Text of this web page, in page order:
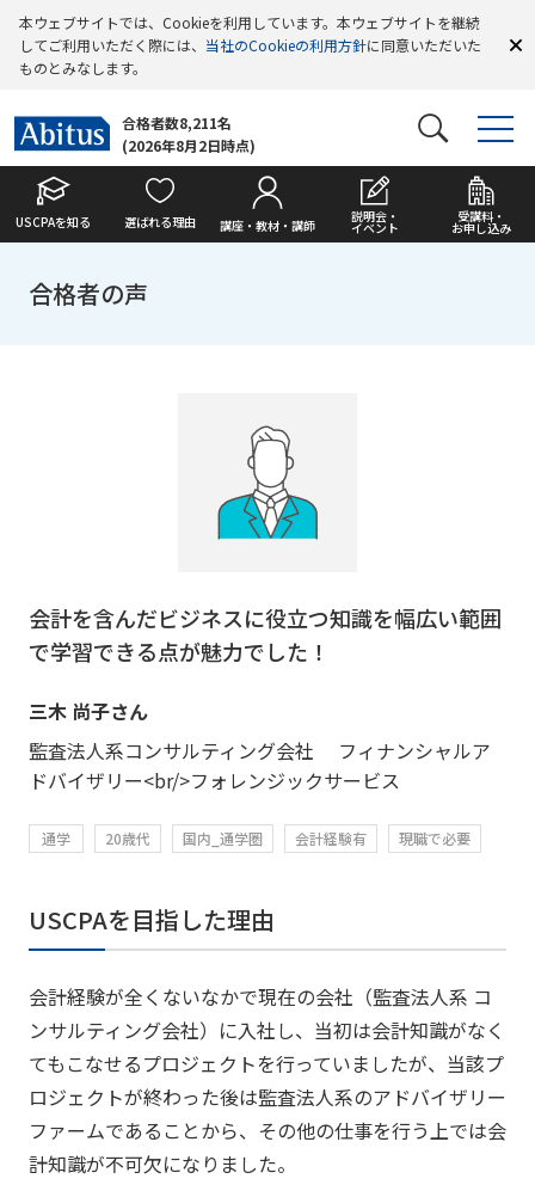
本ウェブサイトでは、Cookieを利用しています。本ウェブサイトを継続
してご利用いただく際には、 当社のCookieの利用方針に同意いただいた
ものとみなします。
合格者数8,211名
(2026年8月2日時点)
USCPAを知る 選ばれる理由 講座・教材・講師
説明会・
イベント
受講料・
お申し込み
合格者の声
会計を含んだビジネスに役立つ知識を幅広い範囲
で学習できる点が魅力でした！
三木 尚子さん
監査法人系コンサルティング会社 フィナンシャルア
ドバイザリー<br/>フォレンジックサービス
通学 20歳代 国内_通学圏 会計経験有 現職で必要
USCPAを目指した理由
会計経験が全くないなかで現在の会社（監査法人系 コ
ンサルティング会社）に入社し、当初は会計知識がなく
てもこなせるプロジェクトを行っていましたが、当該プ
ロジェクトが終わった後は監査法人系のアドバイザリー
ファームであることから、その他の仕事を行う上では会
計知識が不可欠になりました。